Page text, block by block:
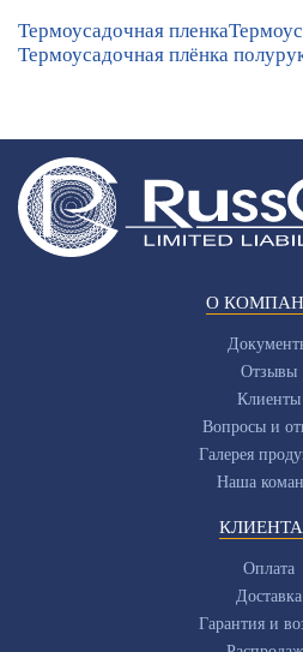
Термоусадочная пленка
Термоусадочная плёнка
О
Отзывы
Клиенты
Вопросы и
Галерея
Наша
Оплата
Доставка
Гарантия и